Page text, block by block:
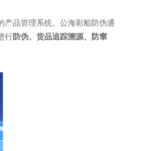
产品管理系统。公海彩船防伪通
行防伪、货品追踪溯源、防窜